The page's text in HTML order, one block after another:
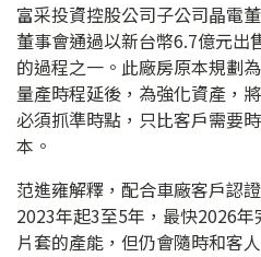
富采投資控股公司子公司晶電
董事會通過以新台幣6.7億元出
的過程之一。此廠房原本規劃
量產時程延後，為強化資產，
必須抓準時點，只比客戶需要
本。
范進雍解釋，配合車廠客戶認
2023年起3至5年，最快2026
片套的產能，但仍會隨時和客